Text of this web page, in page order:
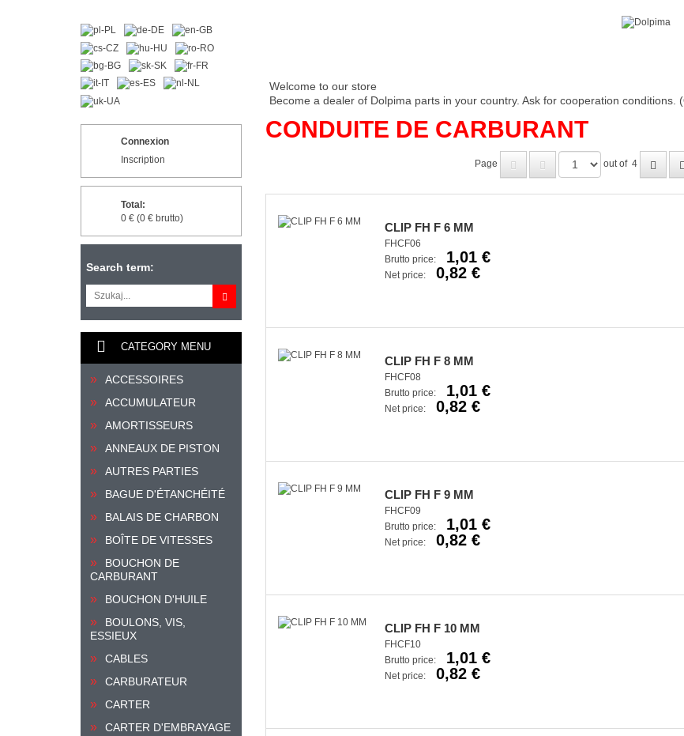
Connexion
Inscription
Total:
0 € (0 € brutto)
Search term:
CATEGORY MENU
ACCESSOIRES
ACCUMULATEUR
AMORTISSEURS
ANNEAUX DE PISTON
AUTRES PARTIES
BAGUE D'ÉTANCHÉITÉ
BALAIS DE CHARBON
BOÎTE DE VITESSES
BOUCHON DE
CARBURANT
BOUCHON D'HUILE
BOULONS, VIS,
ESSIEUX
CABLES
CARBURATEUR
CARTER
CARTER D'EMBRAYAGE
Welcome to our store
Become a dealer of Dolpima parts in your country. Ask for cooperation conditions. (
CONDUITE DE CARBURANT
Page out of 4
CLIP FH F 6 MM
FHCF06
Brutto price:
1,01 €
Net price: 0,82 €
CLIP FH F 8 MM
FHCF08
Brutto price:
1,01 €
Net price: 0,82 €
CLIP FH F 9 MM
FHCF09
Brutto price:
1,01 €
Net price: 0,82 €
CLIP FH F 10 MM
FHCF10
Brutto price:
1,01 €
Net price: 0,82 €